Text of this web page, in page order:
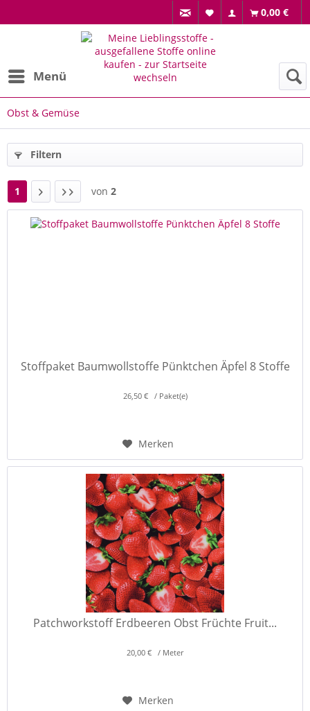
0,00 €
Menü
Obst & Gemüse
Filtern
1 von 2
Stoffpaket Baumwollstoffe Pünktchen Äpfel 8 Stoffe
26,50 € / Paket(e)
Merken
Patchworkstoff Erdbeeren Obst Früchte Fruit...
20,00 € / Meter
Merken